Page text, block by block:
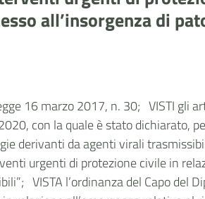
all’insorgenza di
16 marzo 2017, n. 30; VISTI
con la quale è stato dichiarato,
derivanti da agenti virali
urgenti di protezione civile in
VISTA l’ordinanza del Capo del